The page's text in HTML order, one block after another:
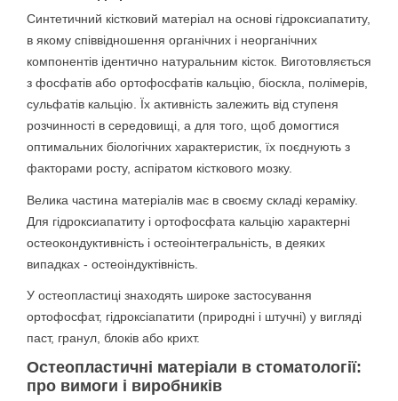
Синтетичний кістковий матеріал на основі гідроксиапатиту,
в якому співвідношення органічних і неорганічних
компонентів ідентично натуральним кісток. Виготовляється
з фосфатів або ортофосфатів кальцію, біоскла, полімерів,
сульфатів кальцію. Їх активність залежить від ступеня
розчинності в середовищі, а для того, щоб домогтися
оптимальних біологічних характеристик, їх поєднують з
факторами росту, аспіратом кісткового мозку.
Велика частина матеріалів має в своєму складі кераміку.
Для гідроксиапатиту і ортофосфата кальцію характерні
остеокондуктивність і остеоінтегральність, в деяких
випадках - остеоіндуктівність.
У остеопластиці знаходять широке застосування
ортофосфат, гідроксіапатити (природні і штучні) у вигляді
паст, гранул, блоків або крихт.
Остеопластичні матеріали в стоматології:
про вимоги і виробників